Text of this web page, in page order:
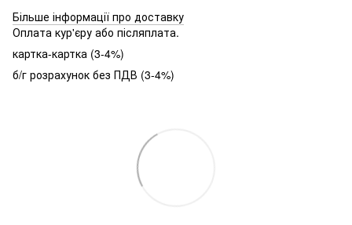
Більше інформації про доставку
Оплата кур'єру або післяплата.
картка-картка (3-4%)
б/г розрахунок без ПДВ (3-4%)